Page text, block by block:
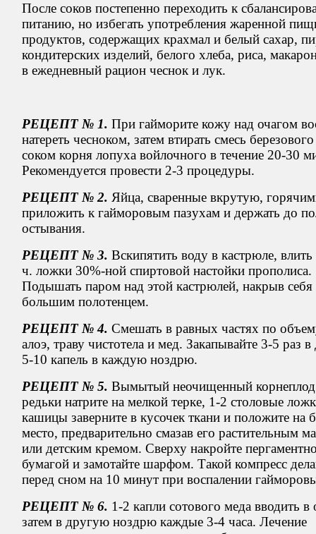
После соков постепенно переходить к
питанию, но избегать употребления жаренной
продуктов, содержащих крахмал и белый сахар,
кондитерских изделий, белого хлеба, риса,
в ежедневный рацион чеснок и лук.
РЕЦЕПТ № 1. При гайморите кожу над очагом
натереть чесноком, затем втирать смесь
соком корня лопуха войлочного в течение 20-30
Рекомендуется провести 2-3 процедуры.
РЕЦЕПТ № 2. Яйца, сваренные вкрутую,
приложить к гайморовым пазухам и держать до
остывания.
РЕЦЕПТ № 3. Вскипятить воду в кастрюле, влить
ч. ложки 30%-ной спиртовой настойки прополиса.
Подышать паром над этой кастрюлей, накрыв себя
большим полотенцем.
РЕЦЕПТ № 4. Смешать в равных частях по
алоэ, траву чистотела и мед. Закапывайте 3-5 раз
5-10 капель в каждую ноздрю.
РЕЦЕПТ № 5. Вымытый неочищенный
редьки натрите на мелкой терке, 1-2 столовые
кашицы заверните в кусочек ткани и положите на
место, предварительно смазав его растительным
или детским кремом. Сверху накройте
бумагой и замотайте шарфом. Такой компресс
перед сном на 10 минут при воспалении
РЕЦЕПТ № 6. 1-2 капли сотового меда вводить в
затем в другую ноздрю каждые 3-4 часа. Лечение